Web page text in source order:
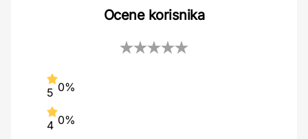
Ocene korisnika
5 0%
4 0%